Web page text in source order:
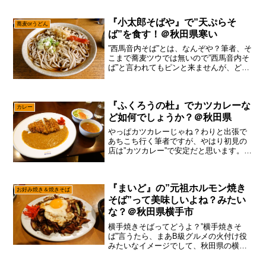
蕎麦orうどん
『小太郎そばや』で”天ぷらそ
ば”を食す！＠秋田県寒い
”西馬音内そば”とは、なんぞや？筆者、そ
こまで蕎麦ツウでは無いので”西馬音内そ
ば”と言われてもピンと来ませんが、どう
田県はメチャメチ...
カレー
『ふくろうの杜』でカツカレーな
ど如何でしょうか？＠秋田県
やっぱカツカレーじゃね？わりと出張で
あちこち行く筆者ですが、やはり初見の
店は”カツカレー”で安定だと思います。ベ
いシチュエーションでも...
お好み焼き＆焼きそば
『まいど』の”元祖ホルモン焼き
そば”って美味しいよね？みたい
な？＠秋田県横手市
横手焼きそばってどうよ？”横手焼きそ
ば”言うたら、まあB級グルメの火付け役
みたいなイメージでして、秋田県の横手